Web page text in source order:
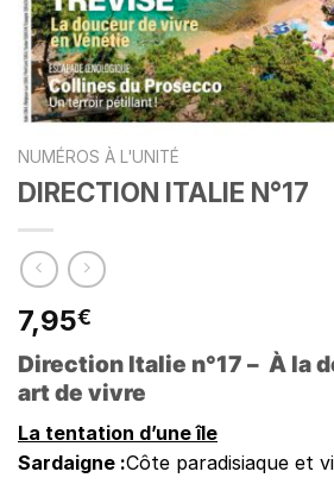
NUMÉROS À L'UNITÉ
DIRECTION ITALIE N°17
7,95€
Direction Italie n°17 – À la
art de vivre
La tentation d’une île
Sardaigne :Côte paradisiaque et